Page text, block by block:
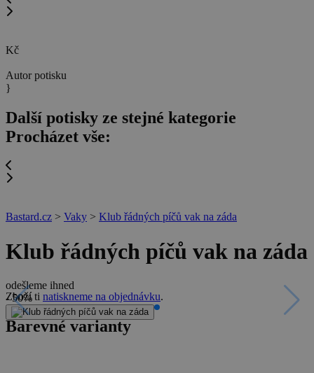
Kč
Autor potisku
}
Další potisky ze stejné kategorie
Procházet vše:
Bastard.cz > Vaky > Klub řádných píčů vak na záda
Klub řádných píčů vak na záda
odešleme ihned
- 50%
Zboží ti natiskneme na objednávku.
Barevné varianty